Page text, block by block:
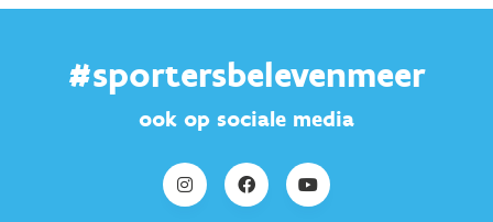
#sportersbelevenmeer
ook op sociale media